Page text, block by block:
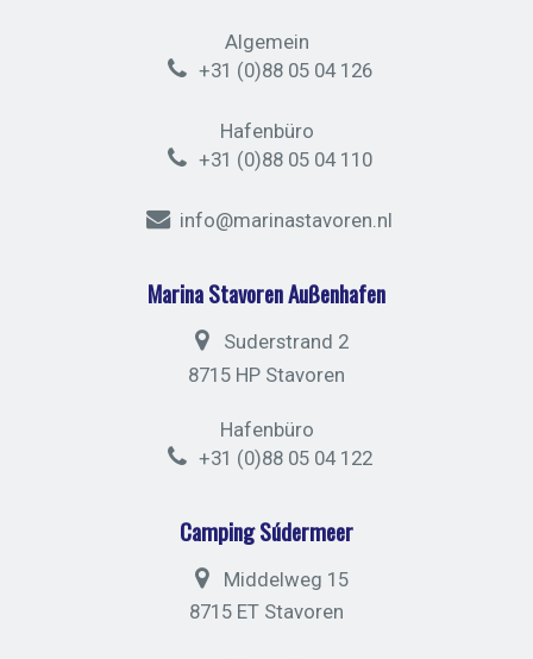
Algemein
+31 (0)88 05 04 126
Hafenbüro
+31 (0)88 05 04 110
info@marinastavoren.nl
Marina Stavoren Außenhafen
Suderstrand 2
8715 HP Stavoren
Hafenbüro
+31 (0)88 05 04 122
Camping Súdermeer
Middelweg 15
8715 ET Stavoren